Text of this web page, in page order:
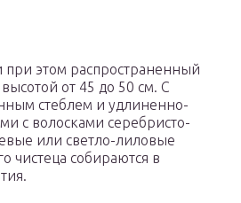
этом распространенный
от 45 до 50 см. С
стеблем и удлиненно-
с волосками серебристо-
или светло-лиловые
чистеца собираются в